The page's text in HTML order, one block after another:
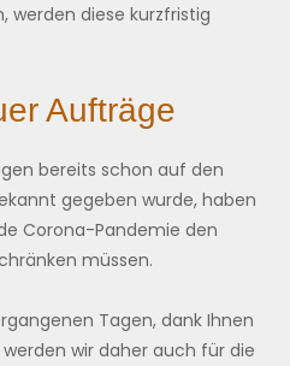
werden diese kurzfristig
Aufträge
bereits schon auf den
gegeben wurde, haben
Corona-Pandemie den
müssen.
Tagen, dank Ihnen
wir daher auch für die